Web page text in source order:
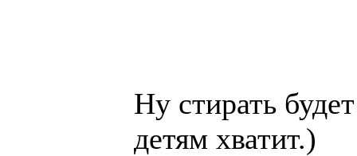
Ну стирать
детям хватит.)